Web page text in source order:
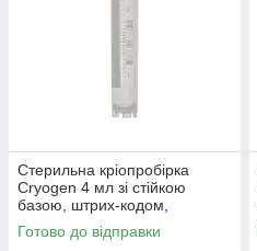
Стерильна кріопробірка
Cryogen 4 мл зі стійкою
базою, штрих-кодом,
зовнішнью кришкою (50 шт/
уп)
Готово до відправки